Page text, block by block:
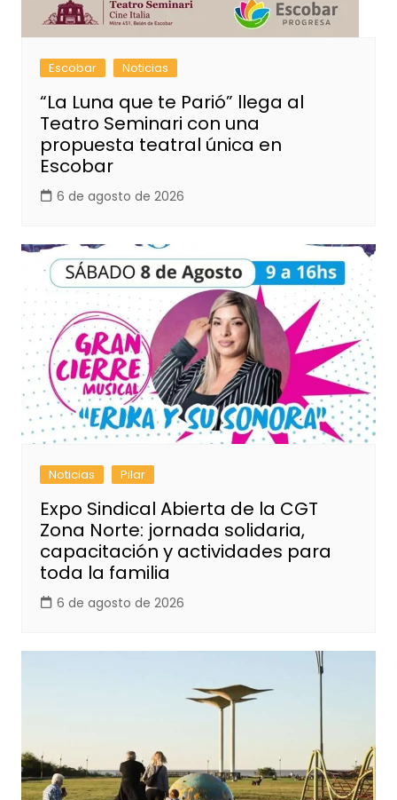
Escobar Noticias
“La Luna que te Parió” llega al
Teatro Seminari con una
propuesta teatral única en
Escobar
6 de agosto de 2026
Noticias Pilar
Expo Sindical Abierta de la CGT
Zona Norte: jornada solidaria,
capacitación y actividades para
toda la familia
6 de agosto de 2026